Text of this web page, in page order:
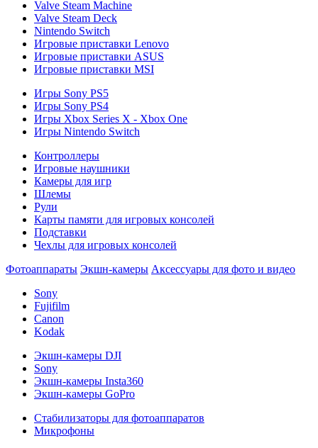
Valve Steam Machine
Valve Steam Deck
Nintendo Switch
Игровые приставки Lenovo
Игровые приставки ASUS
Игровые приставки MSI
Игры Sony PS5
Игры Sony PS4
Игры Xbox Series X - Xbox One
Игры Nintendo Switch
Контроллеры
Игровые наушники
Камеры для игр
Шлемы
Рули
Карты памяти для игровых консолей
Подставки
Чехлы для игровых консолей
Фотоаппараты Экшн-камеры Аксессуары для фото и видео
Sony
Fujifilm
Canon
Kodak
Экшн-камеры DJI
Sony
Экшн-камеры Insta360
Экшн-камеры GoPro
Стабилизаторы для фотоаппаратов
Микрофоны